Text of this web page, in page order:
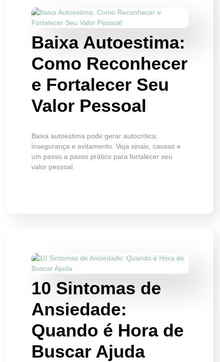
Baixa Autoestima:
Como Reconhecer
e Fortalecer Seu
Valor Pessoal
Baixa autoestima pode gerar autocrítica,
insegurança e evitamento. Veja sinais, causas e
um passo a passo prático para fortalecer seu
valor pessoal.
10 Sintomas de
Ansiedade:
Quando é Hora de
Buscar Ajuda